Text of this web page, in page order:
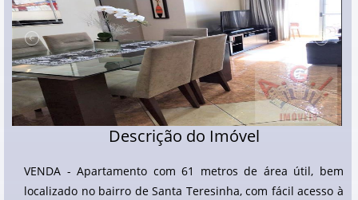
Descrição do Imóvel
VENDA - Apartamento com 61 metros de área útil, bem
localizado no bairro de Santa Teresinha, com fácil acesso à